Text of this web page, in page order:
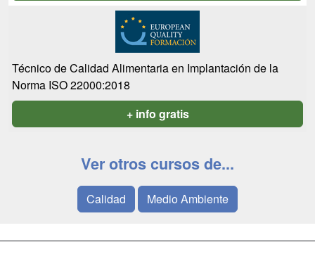
Técnico de Calidad Alimentaria en Implantación de la
Norma ISO 22000:2018
+ info gratis
Ver otros cursos de...
Calidad Medio Ambiente